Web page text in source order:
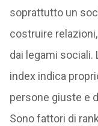
soprattutto un
costruire
dai legami sociali.
index indica
persone giuste e
Sono fattori di